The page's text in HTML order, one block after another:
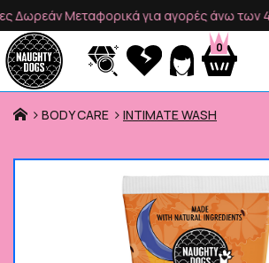
Μεταφορικά για αγορές άνω των 49€
0
Προϊόντα
BODY CARE INTIMATE WASH